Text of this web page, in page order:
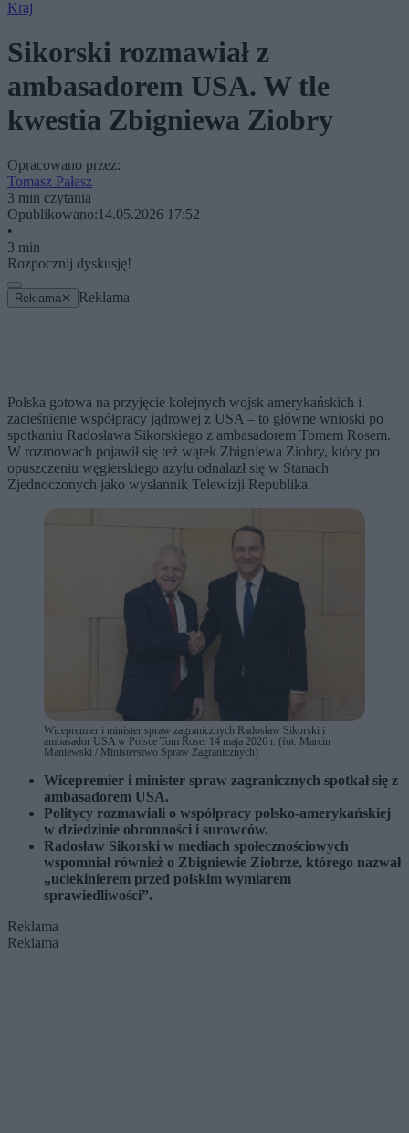
Kraj
Sikorski rozmawiał z
ambasadorem USA. W tle
kwestia Zbigniewa Ziobry
Opracowano przez:
Tomasz Pałasz
3 min czytania
Opublikowano:14.05.2026 17:52
•
3 min
Rozpocznij dyskusję!
Reklama ✕ Reklama
Polska gotowa na przyjęcie kolejnych wojsk amerykańskich i
zacieśnienie współpracy jądrowej z USA – to główne wnioski po
spotkaniu Radosława Sikorskiego z ambasadorem Tomem Rosem.
W rozmowach pojawił się też wątek Zbigniewa Ziobry, który po
opuszczeniu węgierskiego azylu odnalazł się w Stanach
Zjednoczonych jako wysłannik Telewizji Republika.
Wicepremier i minister spraw zagranicznych Radosław Sikorski i
ambasador USA w Polsce Tom Rose. 14 maja 2026 r. (fot. Marcin
Maniewski / Ministerstwo Spraw Zagranicznych)
Wicepremier i minister spraw zagranicznych spotkał się z
ambasadorem USA.
Politycy rozmawiali o współpracy polsko-amerykańskiej
w dziedzinie obronności i surowców.
Radosław Sikorski w mediach społecznościowych
wspomniał również o Zbigniewie Ziobrze, którego nazwał
„uciekinierem przed polskim wymiarem
sprawiedliwości”.
Reklama
Reklama